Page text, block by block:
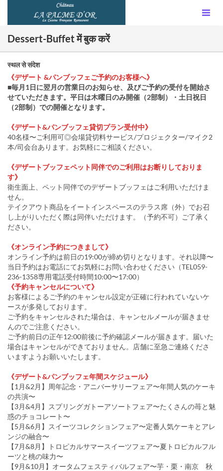
Dessert-Buffet में बुक करें
स्थल से संदेश
《デザート &パンブッフェご予約のお客様へ》
■毎月1日に翌月の営業日のお知らせ、及びご予約の受付を開始さ
せていただきます。平日は木曜日のみ開催（2部制）・土日祝日
（2部制）での開催となります。
《デザート&パンブッフェ貸切プラン受付中》
40名様〜ご利用可◎会場貸切料サービス/プロジェクター/マイク2
本/司会台あります。お気軽にご相談ください。
《デザートブッフェペット同伴でのご利用はお断りしておりま
す》
衛生面上、ペット同伴でのデザートブッフェはご利用いただけま
せん。
テイクアウト商品をイートインスペースのテラス席（外）でお召
し上がりいただく際は同伴いただけます。（予約不可）ご了承く
ださい。
《オンライン予約につきまして》
オンライン予約は前日の19:00が締め切りとなります。それ以降〜
当日予約はお電話にてお気軽にお問い合わせください（TEL059-
236-1358専用電話受付時間10:00〜17:00）
《予約キャンセルについて》
お客様によるご予約のキャンセル設定が正確に行われていないケ
ースが多発しております。
ご予約をキャンセルされた場合は、キャンセルメールが届きませ
んのでご注意ください。
ご予約前日の正午12:00前後に予約確認メールが届きます。届いた
場合はキャンセルができておりません。店舗に至急ご連絡くださ
いますようお願いいたします。
《デザート&パンブッフェ年間スケジュール》
【1月&2月】周年記念・アニバーサリーフェア〜年間人気のケーキ
の共演〜
【3月&4月】スプリングガトーアソートフェア〜たくさんの苺と魅
惑のチョコレート〜
【5月&6月】スイーツコレクションフェア〜定番人気ケーキとアレ
ンジの融合〜
【7月&8月】トロピカルサマースイーツフェア〜夏トロピカルフル
ーツと桃の味力〜
【9月&10月】オータムフェスティバルフェア〜芋・栗・南京 秋